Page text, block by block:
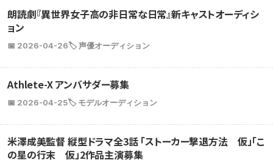
朗読劇『異世界女子高の非日常な日常』新キャストオーディシ
ョン
📅 2026-04-26🏷️ 声優オーディション
Athlete-X アンバサダー募集
📅 2026-04-25🏷️ モデルオーディション
米澤成美監督 縦型ドラマ全3話 「ストーカー撃退方法 仮」「こ
の星の行末 仮」2作品主演募集